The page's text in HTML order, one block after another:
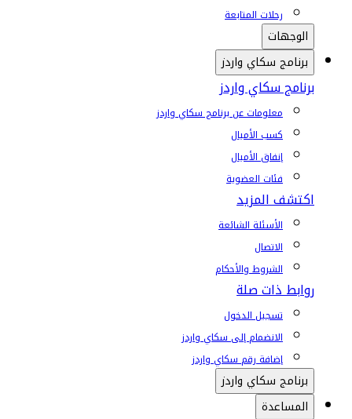
رحلات المتابعة
الوجهات
برنامج سكاي واردز
برنامج سكاي واردز
معلومات عن برنامج سكاي واردز
كسب الأميال
إنفاق الأميال
فئات العضوية
اكتشف المزيد
الأسئلة الشائعة
الاتصال
الشروط والأحكام
روابط ذات صلة
تسجيل الدخول
الانضمام إلى سكاي واردز
إضافة رقم سكاي واردز
برنامج سكاي واردز
المساعدة